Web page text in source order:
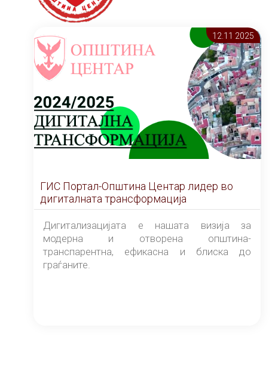
12.11 2025
ГИС Портал-Општина Центар лидер во
дигиталната трансформација
Дигитализацијата е нашата визија за
модерна и отворена општина-
транспарентна, ефикасна и блиска до
граѓаните.